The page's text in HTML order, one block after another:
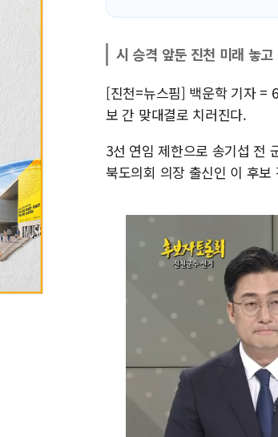
시 승격 앞둔 진천 미래 놓
[진천=뉴스핌] 백운학 기자 =
보 간 맞대결로 치러진다.
3선 연임 제한으로 송기섭 전
북도의회 의장 출신인 이 후